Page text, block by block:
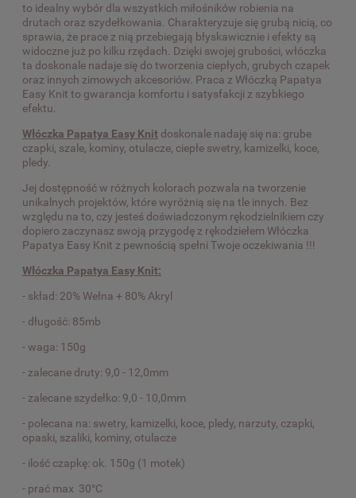
to idealny wybór dla wszystkich miłośników robienia na
drutach oraz szydełkowania. Charakteryzuje się grubą nicią, co
sprawia, że prace z nią przebiegają błyskawicznie i efekty są
widoczne już po kilku rzędach. Dzięki swojej grubości, włóczka
ta doskonale nadaje się do tworzenia ciepłych, grubych czapek
oraz innych zimowych akcesoriów. Praca z Włóczką Papatya
Easy Knit to gwarancja komfortu i satysfakcji z szybkiego
efektu.
Włóczka Papatya Easy Knit doskonale nadaję się na: grube
czapki, szale, kominy, otulacze, ciepłe swetry, kamizelki, koce,
pledy.
Jej dostępność w różnych kolorach pozwala na tworzenie
unikalnych projektów, które wyróżnią się na tle innych. Bez
względu na to, czy jesteś doświadczonym rękodzielnikiem czy
dopiero zaczynasz swoją przygodę z rękodziełem Włóczka
Papatya Easy Knit z pewnością spełni Twoje oczekiwania !!!
Włóczka Papatya Easy Knit:
- skład: 20% Wełna + 80% Akryl
- długość: 85mb
- waga: 150g
- zalecane druty: 9,0 - 12,0mm
- zalecane szydełko: 9,0 - 10,0mm
- polecana na: swetry, kamizelki, koce, pledy, narzuty, czapki,
opaski, szaliki, kominy, otulacze
- ilość czapkę: ok. 150g (1 motek)
- prać max 30°C